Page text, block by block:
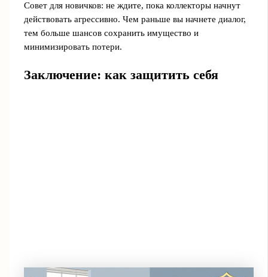
Совет для новичков: не ждите, пока коллекторы начнут
действовать агрессивно. Чем раньше вы начнете диалог,
тем больше шансов сохранить имущество и
минимизировать потери.
Заключение: как защитить себя